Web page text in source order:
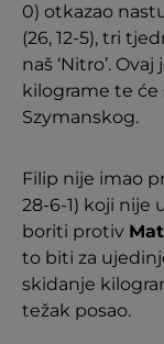
0) otkazao
(26, 12-5), tri
naš ‘Nitro’.
kilograme te će
Szymanskog.
Filip nije imao
28-6-1) koji nije
boriti protiv
to biti za
skidanje
težak posao.